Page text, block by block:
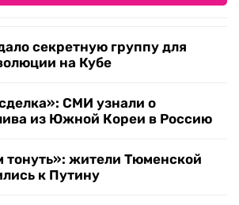
секретную группу для
на Кубе
СМИ узнали о
из Южной Кореи в Россию
тонуть»: жители Тюменской
к Путину